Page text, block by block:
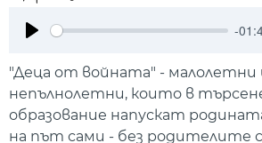
-
"Деца от войната" - малолетни
непълнолетни, които в
образование напускат
на път сами - без родителите